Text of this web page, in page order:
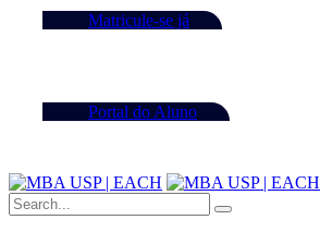
Matricule-se já
Portal do Aluno